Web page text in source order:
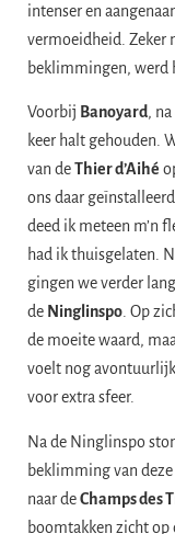
intenser en
vermoeidheid. Zeker
beklimmingen, werd
Voorbij Banoyard,
keer halt gehouden.
van deThier d’Aihé
ons daar
deed ik meteen m’n
had ik thuisgelaten.
gingen we verder
de Ninglinspo . Op
de moeite waard,
voelt nog
voor extra sfeer.
Na de Ninglinspo
beklimming van
naar deChamps des
boomtakken zicht op